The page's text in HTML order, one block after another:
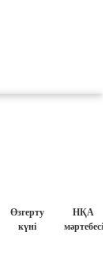
Өзгерту
күні
НҚА
мәртебесі